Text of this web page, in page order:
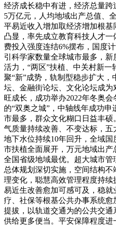
经济成长稳中有进，经济总量
5万亿元，人均地域出产总值、
平易近收入增加取经济增加根
凸显，率先成立教育科技人才
费投入强度连结6%摆布，国度
引科学家数量全球城市最多，
活力，“两区”扶植、中关村新
聚“新”成势，轨制型稳步扩大
坛、金融街论坛、文化论坛成
旺成长，成功举办2022年冬奥
的“双奥之城”，中轴线年成功
市最多，群众文化糊口日益丰
气质量持续改善、不变达标，
地下水位持续10年回升，全域
市扶植全面展开，万元地域出
全国省级地域最优。超大城市
总体规划深切实施，空间结构
理变化，聪慧高效管理程度持
易近生改善愈加可感可及，稳
疗、社保等根基公共办事系统愈
提拔，以轨道交通为的公共交
供给更多便当。平安保障程度